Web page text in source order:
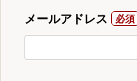
メールアドレス